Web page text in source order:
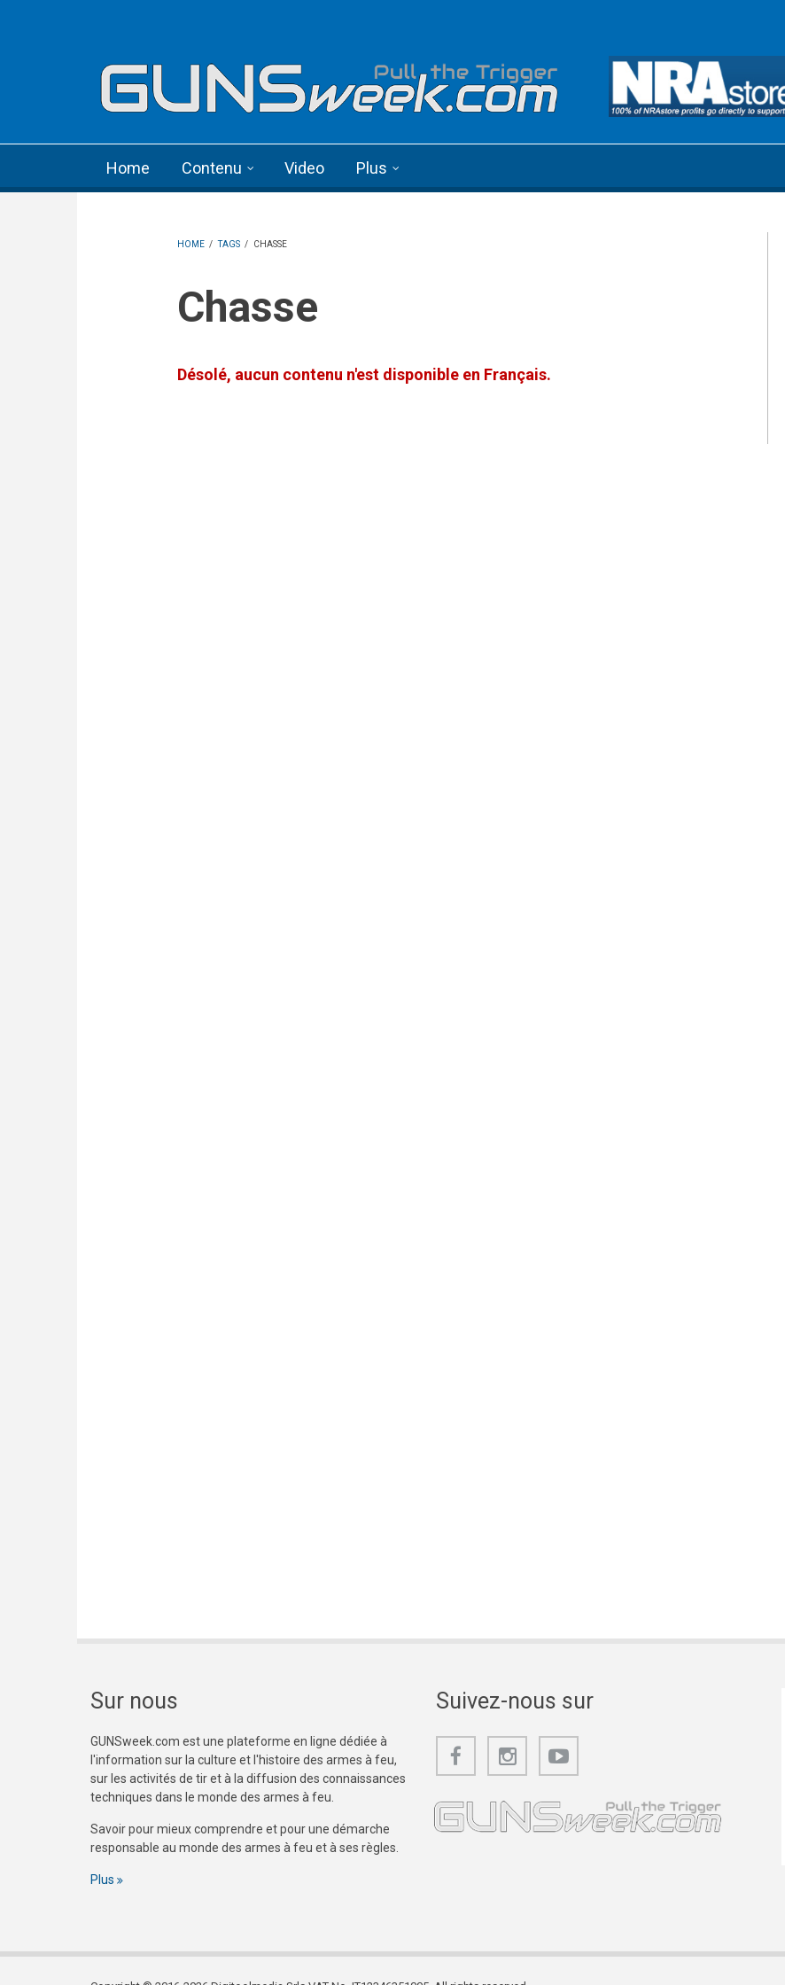
Home Contenu Video Plus
HOME / TAGS / CHASSE
Chasse
Désolé, aucun contenu n'est disponible en Français.
Sur nous
GUNSweek.com est une plateforme en ligne dédiée à
l'information sur la culture et l'histoire des armes à feu,
sur les activités de tir et à la diffusion des connaissances
techniques dans le monde des armes à feu.
Savoir pour mieux comprendre et pour une démarche
responsable au monde des armes à feu et à ses règles.
Plus
Suivez-nous sur